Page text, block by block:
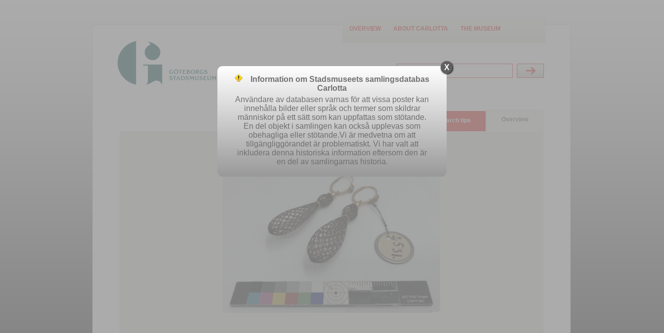
OVERVIEW ABOUT CARLOTTA THE MUSEUM
Easy search Advanced search Search tips Overview
X
Information om Stadsmuseets samlingsdatabas
Carlotta
Användare av databasen varnas för att vissa poster kan
innehålla bilder eller språk och termer som skildrar
människor på ett sätt som kan uppfattas som stötande.
En del objekt i samlingen kan också upplevas som
obehagliga eller stötande.Vi är medvetna om att
tillgängliggörandet är problematiskt. Vi har valt att
inkludera denna historiska information eftersom den är
en del av samlingarnas historia.